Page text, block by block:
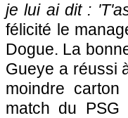
je lui ai dit :
félicité le
Dogue. La
Gueye a réussi
moindre
match du